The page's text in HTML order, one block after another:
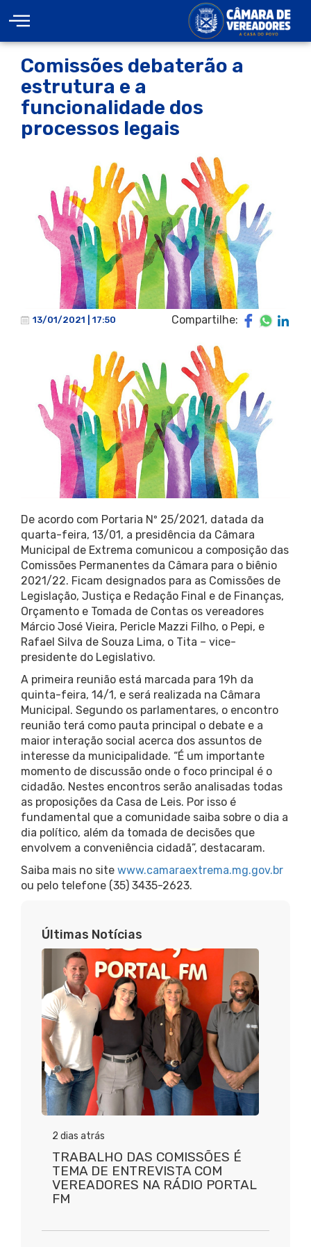
Comissões debaterão a
estrutura e a
funcionalidade dos
processos legais
13/01/2021 | 17:50 Compartilhe:
De acordo com Portaria Nº 25/2021, datada da
quarta-feira, 13/01, a presidência da Câmara
Municipal de Extrema comunicou a composição das
Comissões Permanentes da Câmara para o biênio
2021/22. Ficam designados para as Comissões de
Legislação, Justiça e Redação Final e de Finanças,
Orçamento e Tomada de Contas os vereadores
Márcio José Vieira, Pericle Mazzi Filho, o Pepi, e
Rafael Silva de Souza Lima, o Tita – vice-
presidente do Legislativo.
A primeira reunião está marcada para 19h da
quinta-feira, 14/1, e será realizada na Câmara
Municipal. Segundo os parlamentares, o encontro
reunião terá como pauta principal o debate e a
maior interação social acerca dos assuntos de
interesse da municipalidade. “É um importante
momento de discussão onde o foco principal é o
cidadão. Nestes encontros serão analisadas todas
as proposições da Casa de Leis. Por isso é
fundamental que a comunidade saiba sobre o dia a
dia político, além da tomada de decisões que
envolvem a conveniência cidadã”, destacaram.
Saiba mais no site www.camaraextrema.mg.gov.br
ou pelo telefone (35) 3435-2623.
Últimas Notícias
2 dias atrás
TRABALHO DAS COMISSÕES É
TEMA DE ENTREVISTA COM
VEREADORES NA RÁDIO PORTAL
FM